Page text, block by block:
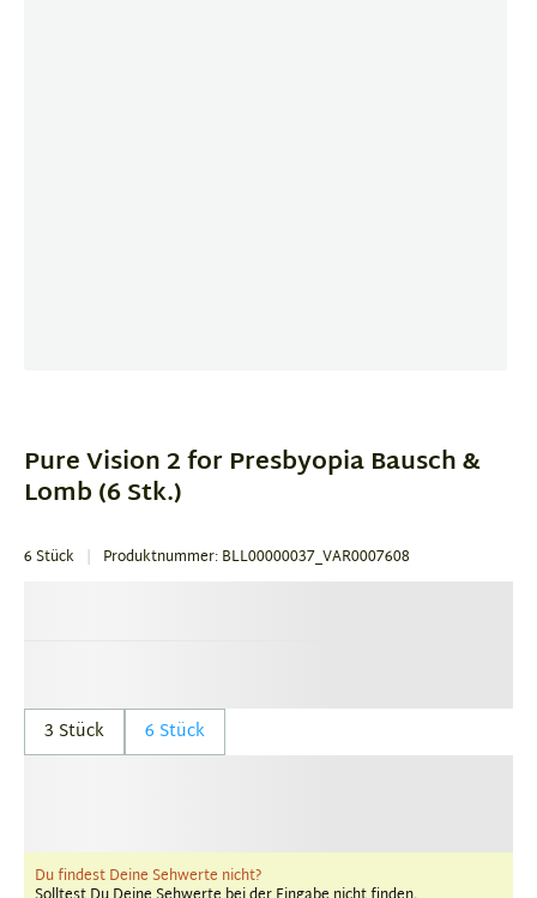
1
Pure Vision 2 for Presbyopia Bausch &
Lomb (6 Stk.)
6 Stück Produktnummer: BLL00000037_VAR0007608
3 Stück 6 Stück
Du findest Deine Sehwerte nicht?